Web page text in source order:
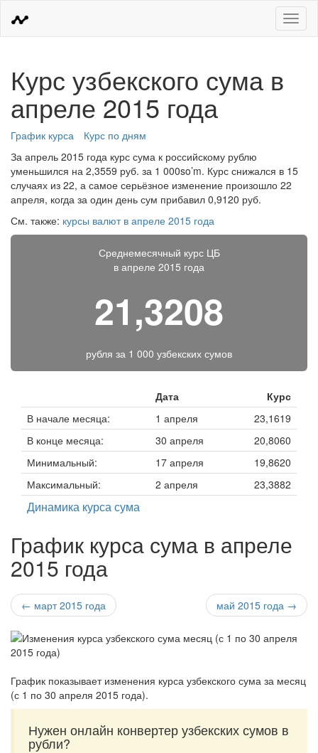
Меню
Курс узбекского сума в
апреле 2015 года
График курса
Курс по дням
За апрель 2015 года курс сума к российскому рублю
уменьшился на 2,3559 руб. за 1 000so’m. Курс снижался в 15
случаях из 22, а самое серьёзное изменение произошло 22
апреля, когда за один день сум прибавил 0,9120 руб.
См. также: курсы валют в апреле 2015 года
Среднемесячный курс ЦБ
в апреле 2015 года
21,3208
рубля за 1 000 узбекских сумов
Дата
Курс
В начале месяца:
1 апреля
23,1619
В конце месяца:
30 апреля
20,8060
Минимальный:
17 апреля
19,8620
Максимальный:
2 апреля 23,3882
Динамика курса сума
График курса сума в апреле
2015 года
← март 2015 года май 2015 года →
График показывает изменения курса узбекского сума за месяц
(с 1 по 30 апреля 2015 года).
Нужен онлайн конвертер узбекских сумов в
рубли?